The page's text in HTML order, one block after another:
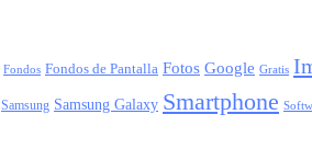
Fondos Fondos de Pantalla Fotos Google Gratis
Samsung Samsung Galaxy Smartphone